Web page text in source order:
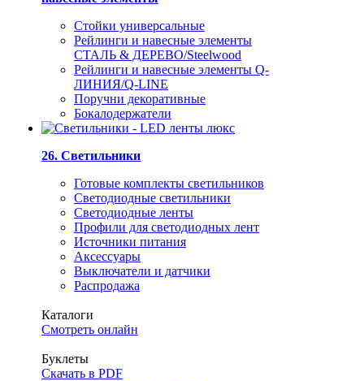
Стойки универсальные
Рейлинги и навесные элементы
СТАЛЬ & ДЕРЕВО/Steelwood
Рейлинги и навесные элементы Q-
ЛИНИЯ/Q-LINE
Поручни декоративные
Бокалодержатели
26. Светильники
Готовые комплекты светильников
Светодиодные светильники
Светодиодные ленты
Профили для светодиодных лент
Источники питания
Аксессуары
Выключатели и датчики
Распродажа
Каталоги
Смотреть онлайн
Буклеты
Скачать в PDF